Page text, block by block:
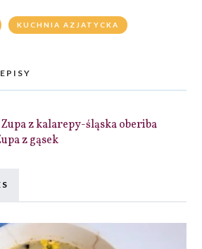
KUCHNIA AZJATYCKA
Zupa z kalarepy-śląska oberiba
z gąsek